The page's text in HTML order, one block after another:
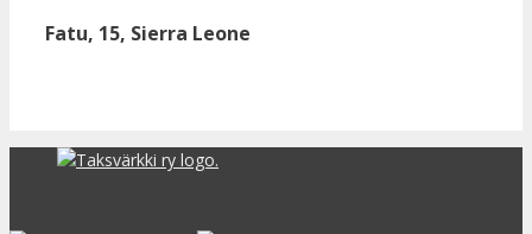
Fatu, 15, Sierra Leone